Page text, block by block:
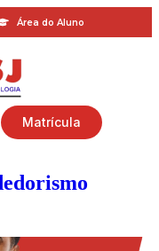
Área do Aluno
Matrícula